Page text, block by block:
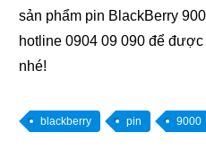
sản phẩm pin BlackBerry
hotline 0904 09 090 để
nhé!
blackberry pin 9000